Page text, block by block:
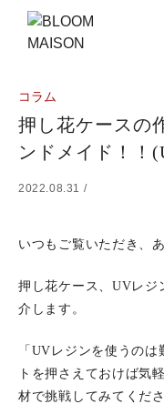
コラム
押し花ケースの
ンドメイド！！
2022.08.31 /
いつもご覧いただき、
押し花ケース、UVレジ
介します。
「UVレジンを使うの
トを押さえておけば気
材で挑戦してみてくださ